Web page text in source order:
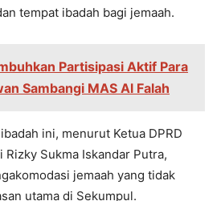
tempat ibadah bagi jemaah.
Partisipasi Aktif Para
Sambangi MAS Al Falah
ini, menurut Ketua DPRD
Rizky Sukma Iskandar Putra,
jemaah yang tidak
utama di Sekumpul.